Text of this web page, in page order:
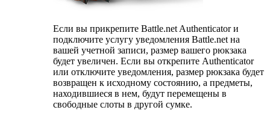
Если вы прикрепите Battle.net Authenticator и
подключите услугу уведомления Battle.net на
вашей учетной записи, размер вашего рюкзака
будет увеличен. Если вы открепите Authenticator
или отключите уведомления, размер рюкзака будет
возвращен к исходному состоянию, а предметы,
находившиеся в нем, будут перемещены в
свободные слоты в другой сумке.